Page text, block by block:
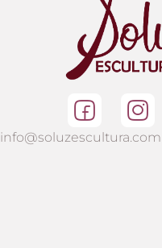
info@soluzescultura.com